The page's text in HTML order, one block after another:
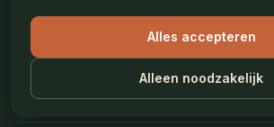
Algemene voorwaarden
Privacy & cookies
Alles accepteren
Alleen noodzakelijk